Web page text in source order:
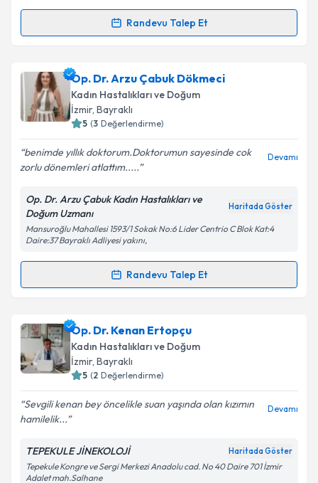
kapsamda işlenmesini kabul ediyorum.
Randevu Talep Et
Randevu Takvimi Talebi
Op. Dr. Nihal Daneoğluiçin randevu takvimi talebi
oluşturun. Size bu uzmandan randevu almanız için bir
takvim hazırlandığında e-posta ile bilgilendireceğiz.
Kişisel verilerimin işlenmesine ilişkin
Aydınlatma
Metni
kapsamda işlenmesini kabul ediyorum.
Takvim Talebini Gönder
Op. Dr. Arzu Çabuk Dökmeci
Kadın Hastalıkları ve Doğum
İzmir, Bayraklı
5 (3 Değerlendirme)
benimde yıllık doktorum.Doktorumun sayesinde cok
zorlu dönemleri atlattım.....
Devamı
Op. Dr. Arzu Çabuk Kadın Hastalıkları ve
Doğum Uzmanı
Haritada Göster
Mansuroğlu Mahallesi 1593/1 Sokak No:6 Lider Centrio C Blok Kat:4
Daire:37 Bayraklı Adliyesi yakını,
Randevu Talep Et
Randevu Takvimi Talebi
Op. Dr. Arzu Çabuk Dökmeciiçin randevu takvimi
talebi oluşturun. Size bu uzmandan randevu almanız
için bir takvim hazırlandığında e-posta ile
bilgilendireceğiz.
E-posta Adresiniz
Kişisel verilerimin işlenmesine ilişkinAydınlatma
Op. Dr. Kenan Ertopçu
Kadın Hastalıkları ve Doğum
İzmir, Bayraklı
5 (2 Değerlendirme)
Sevgili kenan bey öncelikle suan yaşında olan kızımın
hamilelik...
Devamı
TEPEKULE JİNEKOLOJİ Haritada Göster
Tepekule Kongre ve Sergi Merkezi Anadolu cad. No 40 Daire 701 İzmir
Adalet mah.Salhane